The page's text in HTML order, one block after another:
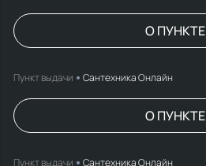
О ПУНКТЕ
Пункт выдачи Сантехника Онлайн
О ПУНКТЕ
Пункт выдачи Сантехника Онлайн